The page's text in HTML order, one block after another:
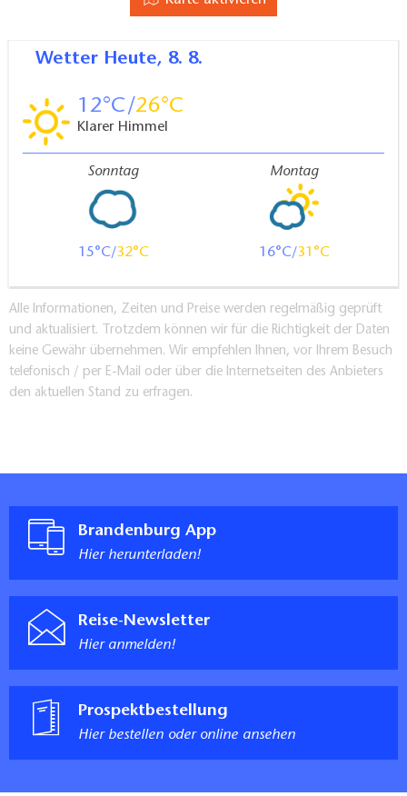
Wetter Heute, 8. 8.
12 26
Klarer Himmel
Sonntag
15 32
Montag
16 31
Alle Informationen, Zeiten und Preise werden regelmäßig geprüft
und aktualisiert. Trotzdem können wir für die Richtigkeit der Daten
keine Gewähr übernehmen. Wir empfehlen Ihnen, vor Ihrem Besuch
telefonisch / per E-Mail oder über die Internetseiten des Anbieters
den aktuellen Stand zu erfragen.
Brandenburg App
Hier herunterladen!
Reise-Newsletter
Hier anmelden!
Prospektbestellung
Hier bestellen oder online ansehen